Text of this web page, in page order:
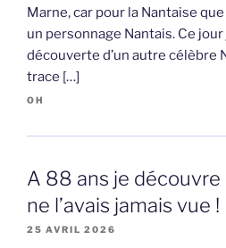
Marne, car pour la Nantaise
un personnage Nantais. Ce
découverte d’un autre célèbre
trace […]
OH
A 88 ans je
ne l’avais jamais vue !
25 AVRIL 2026